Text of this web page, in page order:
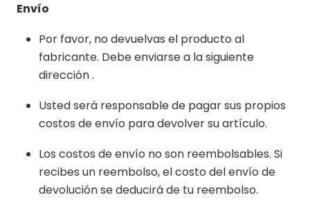
Envío
Por favor, no devuelvas el producto al
fabricante. Debe enviarse a la siguiente
dirección .
Usted será responsable de pagar sus propios
costos de envío para devolver su artículo.
Los costos de envío no son reembolsables. Si
recibes un reembolso, el costo del envío de
devolución se deducirá de tu reembolso.